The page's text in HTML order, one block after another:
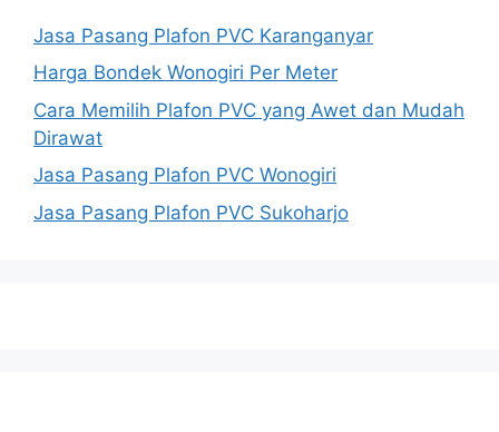
Jasa Pasang Plafon PVC Karanganyar
Harga Bondek Wonogiri Per Meter
Cara Memilih Plafon PVC yang Awet dan Mudah
Dirawat
Jasa Pasang Plafon PVC Wonogiri
Jasa Pasang Plafon PVC Sukoharjo